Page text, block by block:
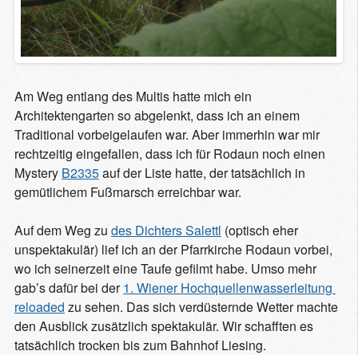
Am Weg entlang des Multis hatte mich ein
Architektengarten so abgelenkt, dass ich an einem
Traditional vorbeigelaufen war. Aber immerhin war mir
rechtzeitig eingefallen, dass ich für Rodaun noch einen
MysteryB2335auf der Liste hatte, der tatsächlich in
gemütlichem Fußmarsch erreichbar war.
Auf dem Weg zu des Dichters Salettl (optisch eher
unspektakulär) lief ich an der Pfarrkirche Rodaun vorbei,
wo ich seinerzeit eine Taufe gefilmt habe. Umso mehr
gab’s dafür bei der1. Wiener Hochquellenwasserleitung
reloaded zu sehen. Das sich verdüsternde Wetter machte
den Ausblick zusätzlich spektakulär. Wir schafften es
tatsächlich trocken bis zum Bahnhof Liesing.